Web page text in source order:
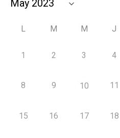
L M M J
1 2 3 4
8 9 10 11
15 16 17 18